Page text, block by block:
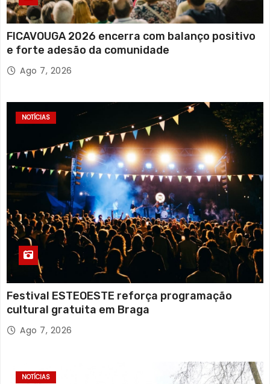
FICAVOUGA 2026 encerra com balanço positivo
e forte adesão da comunidade
Ago 7, 2026
NOTÍCIAS
Festival ESTEOESTE reforça programação
cultural gratuita em Braga
Ago 7, 2026
NOTÍCIAS